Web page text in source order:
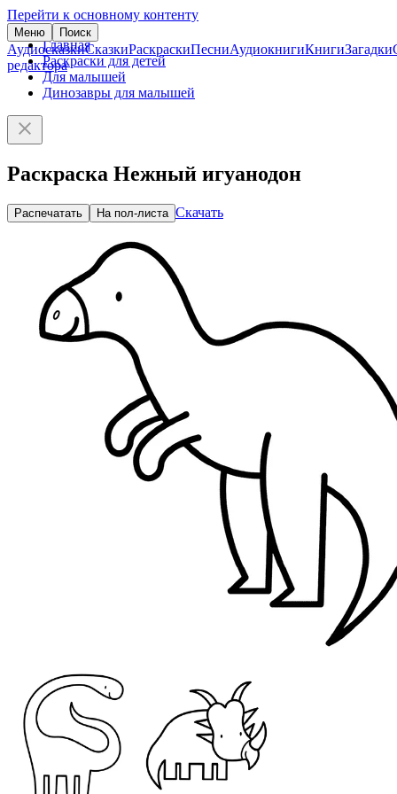
Перейти к основному контенту
Меню Поиск
АудиосказкиСказкиРаскраскиПесниАудиокнигиКнигиЗагадки
редактора
Главная
Раскраски для детей
Для малышей
Динозавры для малышей
Раскраска Нежный игуанодон
Распечатать На пол-листа Скачать